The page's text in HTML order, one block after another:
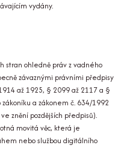
vydány.
stran ohledně práv z vadného
závaznými právními předpisy
až 1925, § 2099 až 2117 a §
a zákonem č. 634/1992
znění pozdějších předpisů).
movitá věc, která je
nebo službou digitálního